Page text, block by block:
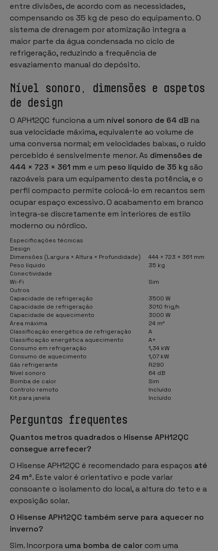
entre divisões, de acordo com as necessidades,
compensando os 35 kg de peso do equipamento. O
sistema de drenagem por atomização integra a
maior parte da água condensada no ciclo de
refrigeração, reduzindo a frequência de
esvaziamento manual do depósito.
Nível sonoro, dimensões e aspetos
de design
O APH12QC funciona a um nível sonoro de 64 dB na
sua velocidade máxima, equivalente ao volume de
uma conversa normal; em velocidades baixas, o ruído
percebido é sensivelmente menor. As dimensões de
444 × 723 × 361 mm e um peso líquido de 35 kg são
razoáveis para um equipamento desta potência, e o
perfil compacto permite colocá-lo em recantos sem
ocupar espaço excessivo. O acabamento em branco
integra-se discretamente em interiores de estilo
moderno ou nórdico.
Especificações técnicas
Design
Dimensões (Largura × Altura × Profundidade)
444 × 723 × 361 mm
Peso líquido
35 kg
Conectividade
Wi-Fi
Sim
Outros
Capacidade de refrigeração
3500 W
Capacidade de refrigeração
3010 frig/h
Capacidade de aquecimento
3000 W
Área máxima
24 m²
Classificação energética de refrigeração
A
Classificação energética aquecimento
A+
Consumo em refrigeração
1,34 kW
Consumo de aquecimento
1,07 kW
Gás refrigerante
R290
Nível sonoro
64 dB
Bomba de calor
Sim
Controlo remoto
Incluído
Kit para janela
Incluído
Perguntas frequentes
Quantos metros quadrados o Hisense APH12QC
consegue arrefecer?
O Hisense APH12QC é recomendado para espaços até
24 m². Este valor é orientativo e pode variar
consoante o isolamento do local, a altura do teto e a
exposição solar.
O Hisense APH12QC também serve para aquecer no
inverno?
Sim. Incorpora uma bomba de calor com uma